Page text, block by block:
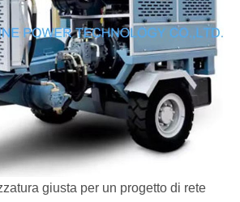
giusta per un progetto di rete